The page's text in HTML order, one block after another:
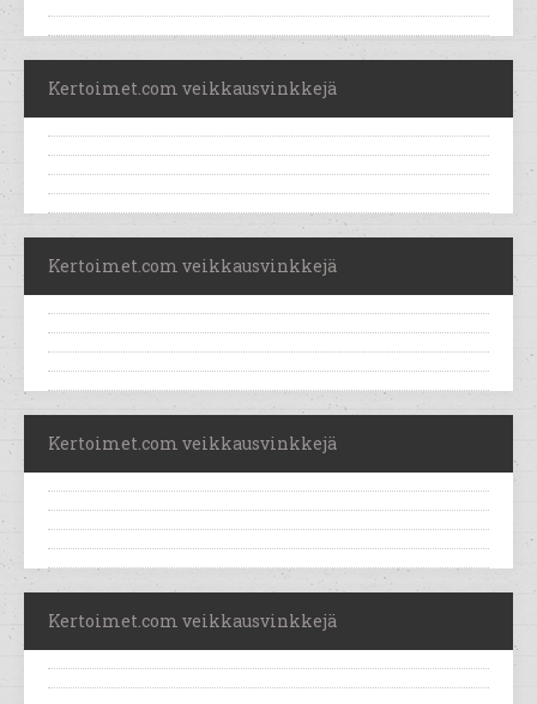
Kertoimet.com veikkausvinkkejä
Kertoimet.com veikkausvinkkejä
Kertoimet.com veikkausvinkkejä
Kertoimet.com veikkausvinkkejä